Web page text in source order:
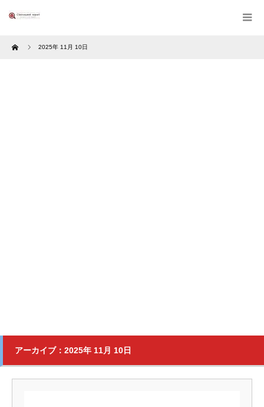
Home 2025年 11月 10日
アーカイブ：2025年 11月 10日